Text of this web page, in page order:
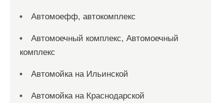
Автомоефф, автокомплекс
Автомоечный комплекс, Автомоечный
комплекс
Автомойка на Ильинской
Автомойка на Краснодарской